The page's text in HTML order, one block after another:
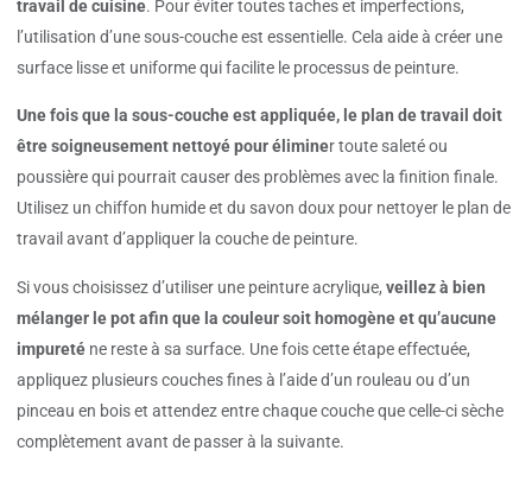
travail de cuisine. Pour éviter toutes taches et imperfections,
l’utilisation d’une sous-couche est essentielle. Cela aide à créer une
surface lisse et uniforme qui facilite le processus de peinture.
Une fois que la sous-couche est appliquée, le plan de travail doit
être soigneusement nettoyé pour éliminer toute saleté ou
poussière qui pourrait causer des problèmes avec la finition finale.
Utilisez un chiffon humide et du savon doux pour nettoyer le plan de
travail avant d’appliquer la couche de peinture.
Si vous choisissez d’utiliser une peinture acrylique, veillez à bien
mélanger le pot afin que la couleur soit homogène et qu’aucune
impureté ne reste à sa surface. Une fois cette étape effectuée,
appliquez plusieurs couches fines à l’aide d’un rouleau ou d’un
pinceau en bois et attendez entre chaque couche que celle-ci sèche
complètement avant de passer à la suivante.